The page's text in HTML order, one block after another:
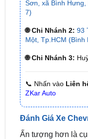
🌐 Chi Nhánh 2: 93
Một, Tp.HCM (Bình
🌐 Chi Nhánh 3:
📞 Nhấn vàoLiên
Đánh Giá Xe
Ấn tượng hơn là
tính với những
dưới sơn màu đen,